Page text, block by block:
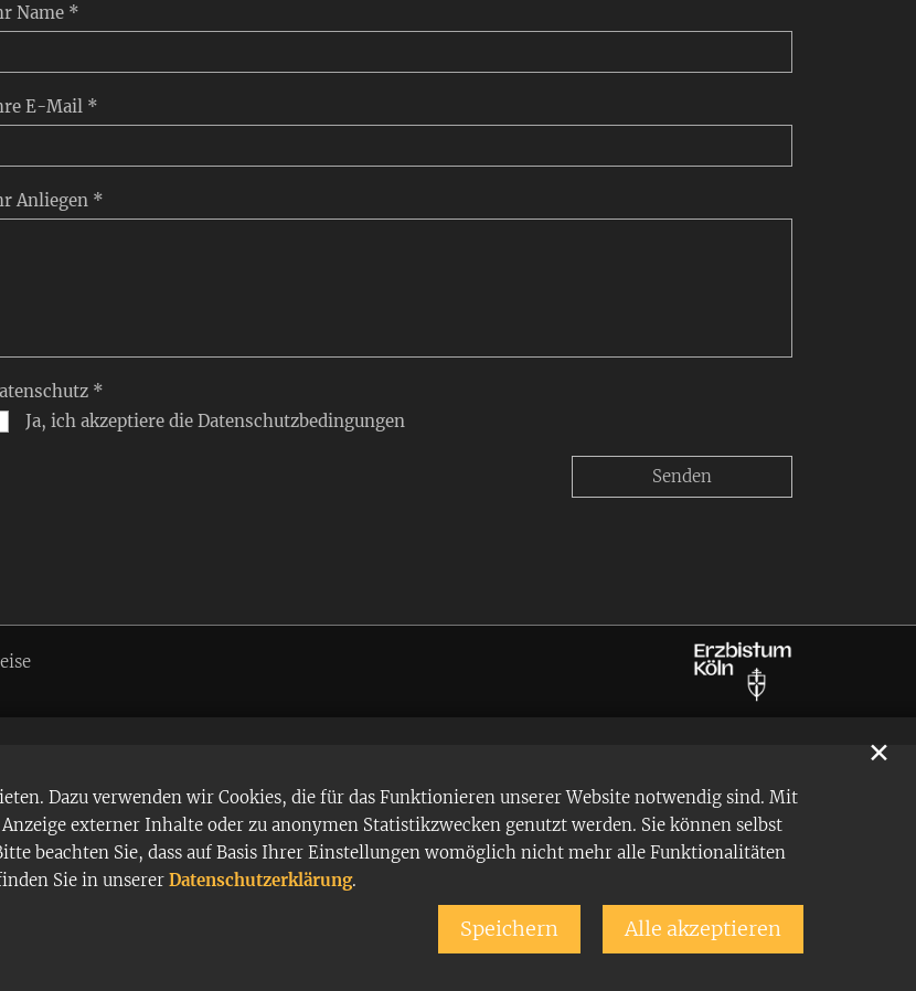
Dazu verwenden wir Cookies, die für das Funktionieren unserer Website notwendig sind. Mit
externer Inhalte oder zu anonymen Statistikzwecken genutzt werden. Sie können selbst
beachten Sie, dass auf Basis Ihrer Einstellungen womöglich nicht mehr alle Funktionalitäten
Sie in unserer Datenschutzerklärung.
Speichern Alle akzeptieren
✕
Name *
E-Mail *
Anliegen *
*
Ja, ich akzeptiere die Datenschutzbedingungen